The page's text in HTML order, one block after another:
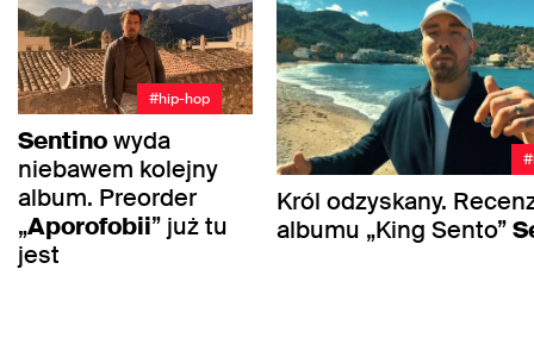
#hip-hop
Sentinowyda
niebawem kolejny
album. Preorder
„Aporofobii” już tu
jest
Król odzyskany.
albumu „King Sento”